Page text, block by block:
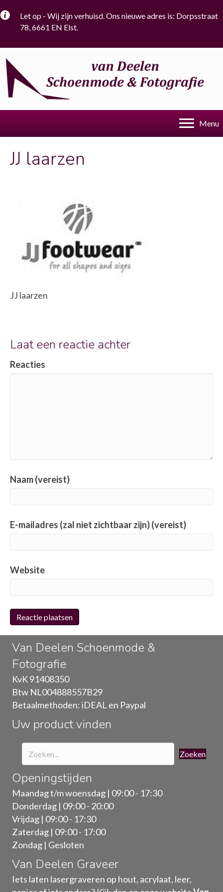
Let op - Wij zijn verhuisd. Ons nieuwe adres is: Dorpsstraat
78, 6661 EN Elst.
Menu
JJ laarzen
JJ laarzen
Laat een reactie achter
Reacties
Naam (vereist)
E-mailadres (zal niet zichtbaar zijn) (vereist)
Website
Van Deelen Schoenmode &
Fotografie
KvK 91408350
Btw NL004888557B29
Betaalmethoden: iDEAL en Paypal
Uw product vinden
Zoeken
Openingstijden
Maandag t/m woensdag | 09:00 - 17:30
Donderdag | 09:00 - 20:00
Vrijdag | 09:00 - 17:30
Zaterdag | 09:00 - 17:00
Zondag | Gesloten
Van Deelen Graveer
Iets laten lasergraveren op hout, acrylaat, leer,